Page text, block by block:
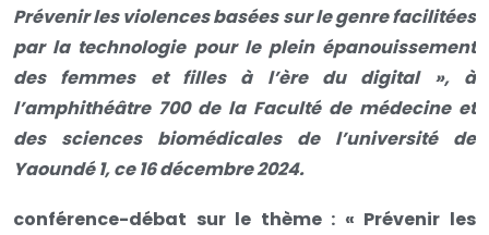
Prévenir les violences basées sur le genre facilitées
par la technologie pour le plein épanouissement
des femmes et filles à l’ère du digital », à
l’amphithéâtre 700 de la Faculté de médecine et
des sciences biomédicales de l’université de
Yaoundé 1, ce 16 décembre 2024.
conférence-débat sur le thème : « Prévenir les